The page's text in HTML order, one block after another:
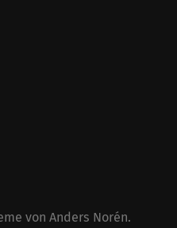
von Anders Norén.